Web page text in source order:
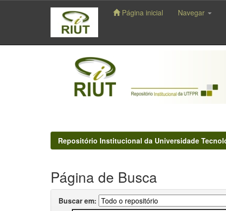
navigation
Página inicial Navegar
Repositório Institucional da Universidade
Página de Busca
Buscar em: